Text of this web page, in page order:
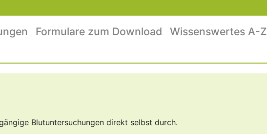
Formulare zum Download Wissenswertes A-Z
Blutuntersuchungen direkt selbst durch.